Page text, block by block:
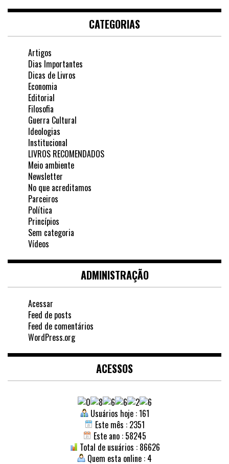
CATEGORIAS
Artigos
Dias Importantes
Dicas de Livros
Economia
Editorial
Filosofia
Guerra Cultural
Ideologias
Institucional
LIVROS RECOMENDADOS
Meio ambiente
Newsletter
No que acreditamos
Parceiros
Política
Princípios
Sem categoria
Vídeos
ADMINISTRAÇÃO
Acessar
Feed de posts
Feed de comentários
WordPress.org
ACESSOS
Usuários hoje : 161
Este mês : 2351
Este ano : 58245
Total de usuários : 86626
Quem esta online : 4